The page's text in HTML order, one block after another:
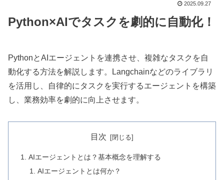
2025.09.27
Python×AIでタスクを劇的に自動化！
PythonとAIエージェントを連携させ、複雑なタスクを自
動化する方法を解説します。Langchainなどのライブラリ
を活用し、自律的にタスクを実行するエージェントを構築
し、業務効率を劇的に向上させます。
目次
AIエージェントとは？基本概念を理解する
AIエージェントとは何か？